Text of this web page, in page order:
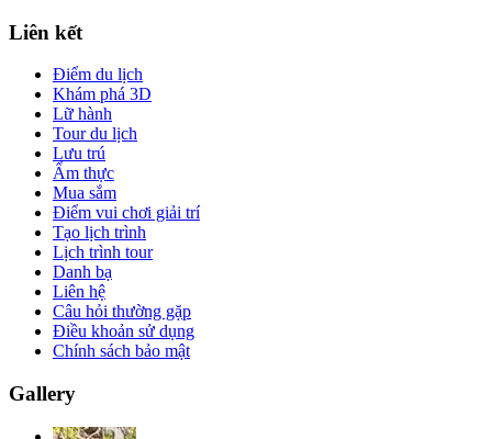
Liên kết
Điểm du lịch
Khám phá 3D
Lữ hành
Tour du lịch
Lưu trú
Ẩm thực
Mua sắm
Điểm vui chơi giải trí
Tạo lịch trình
Lịch trình tour
Danh bạ
Liên hệ
Câu hỏi thường gặp
Điều khoản sử dụng
Chính sách bảo mật
Gallery